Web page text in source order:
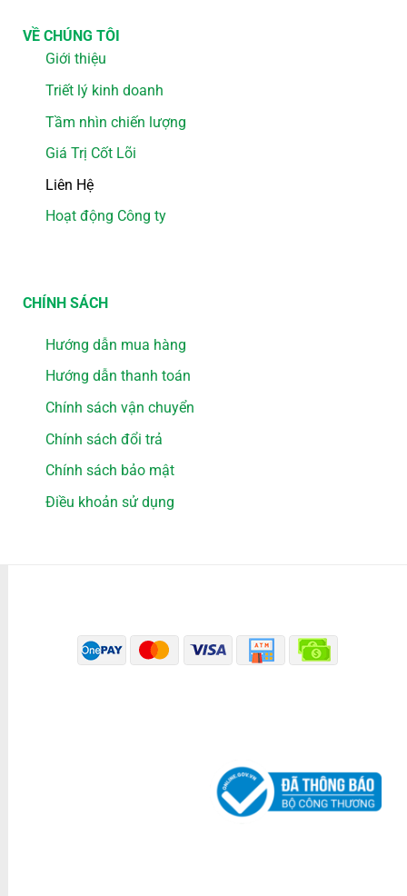
VỀ CHÚNG TÔI
Giới thiệu
Triết lý kinh doanh
Tầm nhìn chiến lượng
Giá Trị Cốt Lõi
Liên Hệ
Hoạt động Công ty
CHÍNH SÁCH
Hướng dẫn mua hàng
Hướng dẫn thanh toán
Chính sách vận chuyển
Chính sách đổi trả
Chính sách bảo mật
Điều khoản sử dụng